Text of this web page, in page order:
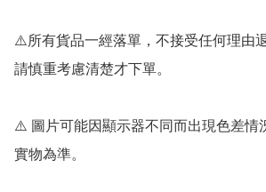
⚠️所有貨品一經落單，不接受任何理由
請慎重考慮清楚才下單。
⚠️ 圖片可能因顯示器不同而出現色差情
實物為準。